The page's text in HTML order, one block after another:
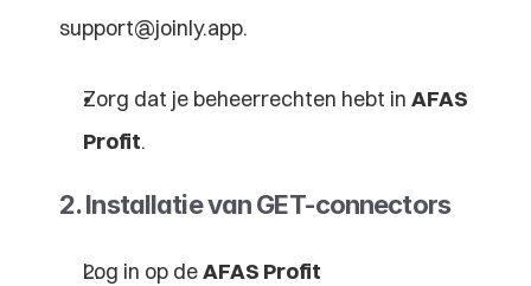
support@joinly.app.
Zorg dat je beheerrechten hebt in AFAS
Profit.
2. Installatie van GET-connectors
Log in op de AFAS Profit